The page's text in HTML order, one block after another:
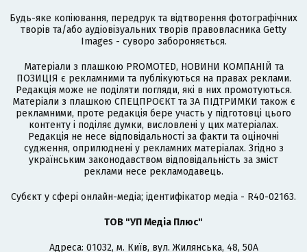
Будь-яке копіювання, передрук та відтворення фотографічних
творів та/або аудіовізуальних творів правовласника Getty
Images - суворо забороняється.
Матеріали з плашкою PROMOTED, НОВИНИ КОМПАНІЙ та
ПОЗИЦІЯ є рекламними та публікуються на правах реклами.
Редакція може не поділяти погляди, які в них промотуються.
Матеріали з плашкою СПЕЦПРОЄКТ та ЗА ПІДТРИМКИ також є
рекламними, проте редакція бере участь у підготовці цього
контенту і поділяє думки, висловлені у цих матеріалах.
Редакція не несе відповідальності за факти та оціночні
судження, оприлюднені у рекламних матеріалах. Згідно з
українським законодавством відповідальність за зміст
реклами несе рекламодавець.
Cубєкт у сфері онлайн-медіа; ідентифікатор медіа - R40-02163.
ТОВ "УП Медіа Плюс"
Адреса: 01032, м. Київ, вул. Жилянська, 48, 50А